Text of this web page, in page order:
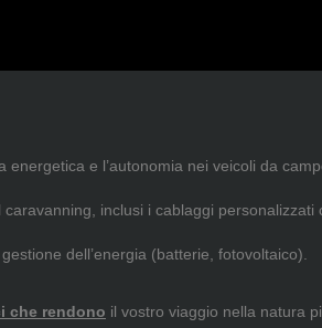
e l’autonomia nei veicoli da
inclusi i cablaggi personalizzati
dell’energia (batterie, fotovoltaico).
che rendono il vostro viaggio nella natura